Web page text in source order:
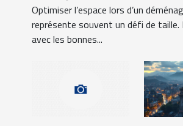
Optimiser l’espace lors d’un
représente souvent un défi de
avec les bonnes...